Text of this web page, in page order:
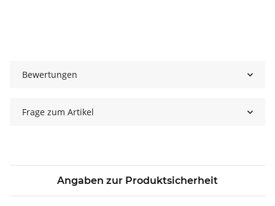
Bewertungen
Frage zum Artikel
Angaben zur Produktsicherheit